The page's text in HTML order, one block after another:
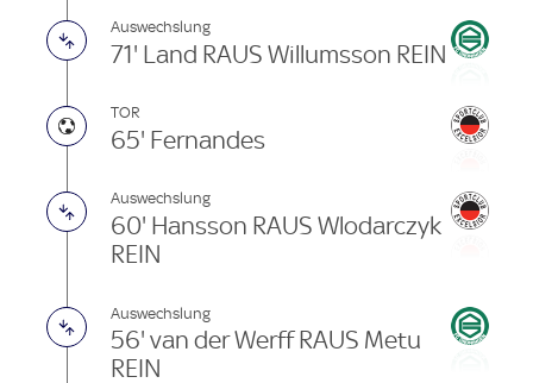
Auswechslung
71' Land RAUS Willumsson REIN
TOR
65' Fernandes
Auswechslung
60' Hansson RAUS Wlodarczyk
REIN
Auswechslung
56' van der Werff RAUS Metu
REIN